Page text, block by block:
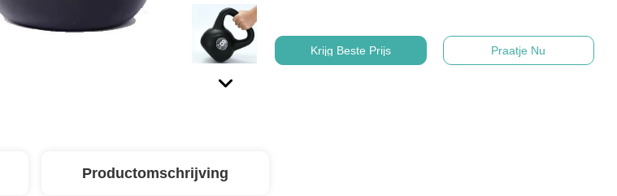
Krijg Beste Prijs Praatje Nu
Productomschrijving